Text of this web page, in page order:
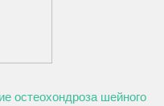
остеохондроза шейного